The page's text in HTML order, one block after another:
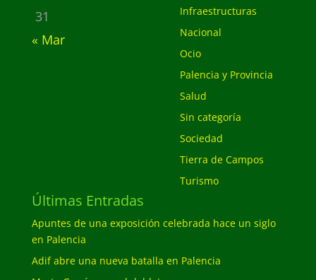
31
« Mar
Infraestructuras
Nacional
Ocio
Palencia y Provincia
Salud
Sin categoría
Sociedad
Tierra de Campos
Turismo
Últimas Entradas
Apuntes de una exposición celebrada hace un siglo
en Palencia
Adif abre una nueva batalla en Palencia